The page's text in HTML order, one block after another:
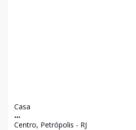
Casa
...
Centro, Petrópolis - RJ